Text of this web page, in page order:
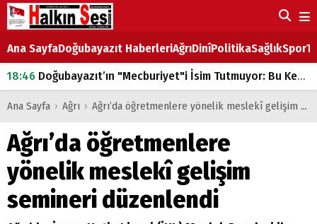
Ana SayfaDoğubayazıt HaberleriAğrıDinîPolitikaSağlıkSpor
18:46 Doğubayazıt’ın "Mecburiyet"i İsim Tutmuyor: Bu Kez de Mem u Zîn Oldu!
07:53Doğubayazıt’ta Ekmek Fiyatlarına Zam
07:16 Doğubayazıt'ta çocukların sırtındaki ağır yük
07:00 DEVLET ve HÜKÜMET
18:29ÇARŞI CADDESİ YAZ BOZ TAHTASI
Ana Sayfa › Ağrı › Ağrı’da öğretmenlere yönelik meslekî gelişim semineri düzenlendi
Ağrı’da öğretmenlere
yönelik meslekî gelişim
semineri düzenlendi